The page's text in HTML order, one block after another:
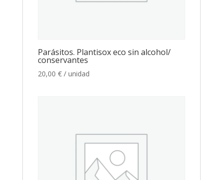
Parásitos. Plantisox eco sin alcohol/
conservantes
20,00 € / unidad